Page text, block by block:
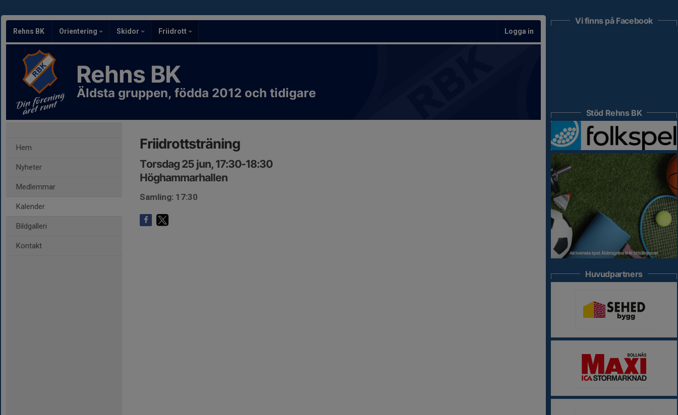
Rehns BK Orientering Skidor Friidrott Logga in
Rehns BK
Äldsta gruppen, födda 2012 och tidigare
Hem
Nyheter
Medlemmar
Kalender
Bildgalleri
Kontakt
Friidrottsträning
Torsdag 25 jun, 17:30-18:30
Höghammarhallen
Samling: 17:30
Vi finns på Facebook
Stöd Rehns BK
Huvudpartners